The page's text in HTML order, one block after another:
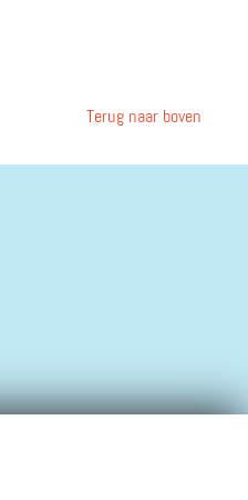
Terug naar boven